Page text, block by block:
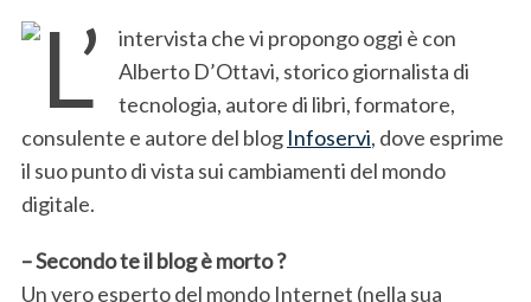
L’
intervista che vi propongo oggi è con
Alberto D’Ottavi, storico giornalista di
tecnologia, autore di libri, formatore,
consulente e autore del blog Infoservi, dove esprime
il suo punto di vista sui cambiamenti del mondo
digitale.
– Secondo te il blog è morto ?
Un vero esperto del mondo Internet (nella sua